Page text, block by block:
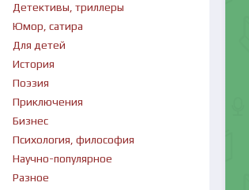
Детективы, триллеры
Юмор, сатира
Для детей
История
Поэзия
Приключения
Бизнес
Психология, философия
Научно-популярное
Разное